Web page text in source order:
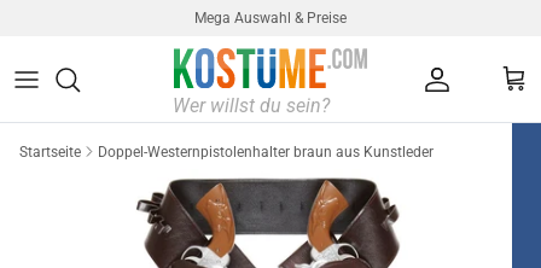
Mega Auswahl & Preise
Startseite Doppel-Westernpistolenhalter braun aus Kunstleder